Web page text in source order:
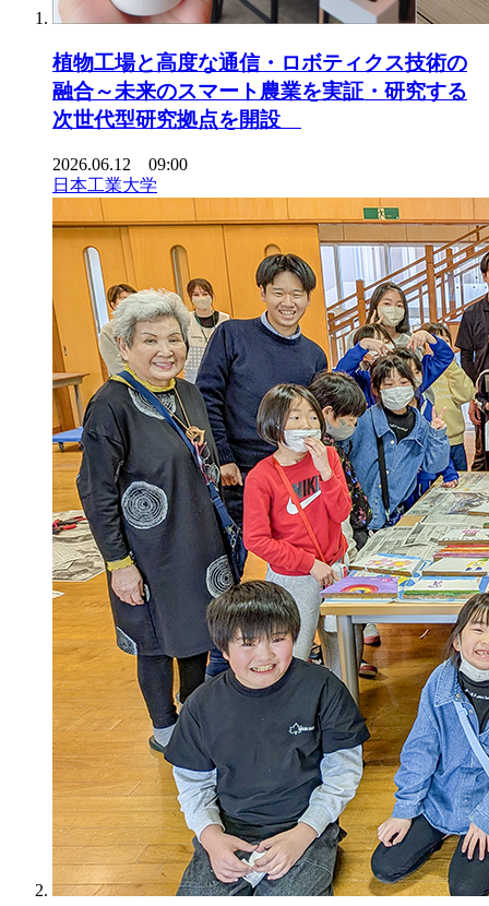
植物工場と高度な通信・ロボティクス技術の
融合～未来のスマート農業を実証・研究する
次世代型研究拠点を開設
2026.06.12 09:00
日本工業大学